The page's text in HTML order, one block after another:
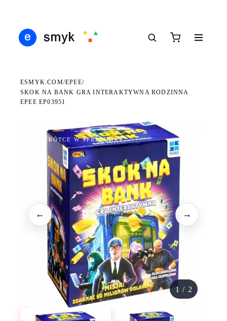
ESMYK.COM/EPEE/
SKOK NA BANK GRA INTERAKTYWNA RODZINNA
EPEE EP03951
WKRÓTCE W SPRZEDAŻY
← →
1 / 2